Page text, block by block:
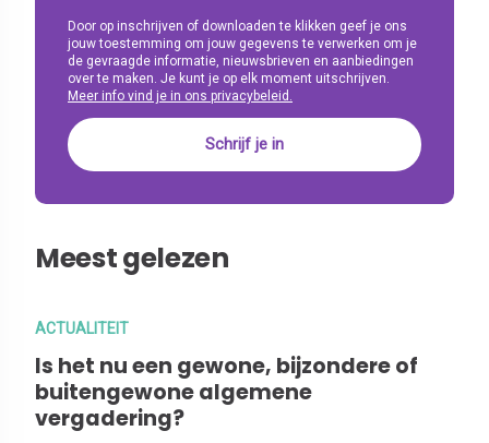
Door op inschrijven of downloaden te klikken geef je ons
jouw toestemming om jouw gegevens te verwerken om je
de gevraagde informatie, nieuwsbrieven en aanbiedingen
over te maken. Je kunt je op elk moment uitschrijven.
Meer info vind je in ons privacybeleid.
Meest gelezen
ACTUALITEIT
Is het nu een gewone, bijzondere of
buitengewone algemene
vergadering?